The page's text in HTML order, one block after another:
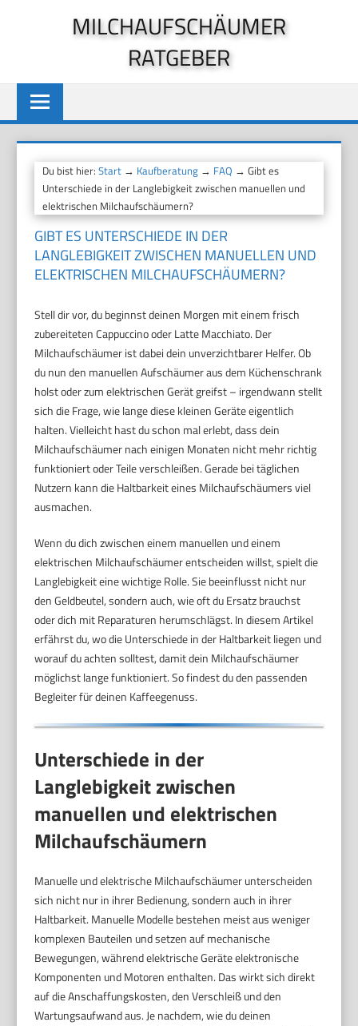
MILCHAUFSCHÄUMER
RATGEBER
Du bist hier:Start → Kaufberatung → FAQ → Gibt es
Unterschiede in der Langlebigkeit zwischen manuellen und
elektrischen Milchaufschäumern?
GIBT ES UNTERSCHIEDE IN DER
LANGLEBIGKEIT ZWISCHEN MANUELLEN UND
ELEKTRISCHEN MILCHAUFSCHÄUMERN?
Stell dir vor, du beginnst deinen Morgen mit einem frisch
zubereiteten Cappuccino oder Latte Macchiato. Der
Milchaufschäumer ist dabei dein unverzichtbarer Helfer. Ob
du nun den manuellen Aufschäumer aus dem Küchenschrank
holst oder zum elektrischen Gerät greifst – irgendwann stellt
sich die Frage, wie lange diese kleinen Geräte eigentlich
halten. Vielleicht hast du schon mal erlebt, dass dein
Milchaufschäumer nach einigen Monaten nicht mehr richtig
funktioniert oder Teile verschleißen. Gerade bei täglichen
Nutzern kann die Haltbarkeit eines Milchaufschäumers viel
ausmachen.
Wenn du dich zwischen einem manuellen und einem
elektrischen Milchaufschäumer entscheiden willst, spielt die
Langlebigkeit eine wichtige Rolle. Sie beeinflusst nicht nur
den Geldbeutel, sondern auch, wie oft du Ersatz brauchst
oder dich mit Reparaturen herumschlägst. In diesem Artikel
erfährst du, wo die Unterschiede in der Haltbarkeit liegen und
worauf du achten solltest, damit dein Milchaufschäumer
möglichst lange funktioniert. So findest du den passenden
Begleiter für deinen Kaffeegenuss.
Unterschiede in der
Langlebigkeit zwischen
manuellen und elektrischen
Milchaufschäumern
Manuelle und elektrische Milchaufschäumer unterscheiden
sich nicht nur in ihrer Bedienung, sondern auch in ihrer
Haltbarkeit. Manuelle Modelle bestehen meist aus weniger
komplexen Bauteilen und setzen auf mechanische
Bewegungen, während elektrische Geräte elektronische
Komponenten und Motoren enthalten. Das wirkt sich direkt
auf die Anschaffungskosten, den Verschleiß und den
Wartungsaufwand aus. Je nachdem, wie du deinen